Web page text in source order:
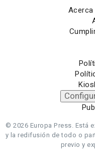
© 2026 Europa Press. Está
y la redifusión de todo o
previo y